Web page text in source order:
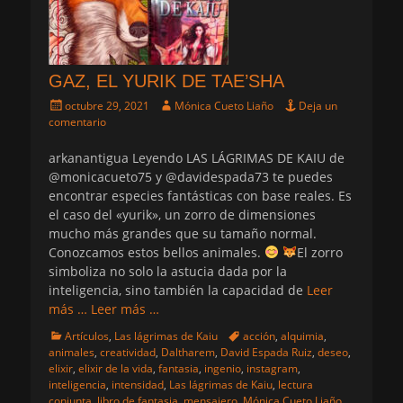
GAZ, EL YURIK DE TAE’SHA
Publicado
el
octubre 29, 2021 AutorMónica Cueto Liaño
Deja un
comentario
arkanantigua Leyendo LAS LÁGRIMAS DE KAIU de
@monicacueto75 y @davidespada73 te puedes
encontrar especies fantásticas con base reales. Es
el caso del «yurik», un zorro de dimensiones
mucho más grandes que su tamaño normal.
Conozcamos estos bellos animales.
El zorro
simboliza no solo la astucia dada por la
inteligencia, sino también la capacidad de Leer
más … Leer más …
Categorias
Artículos, Las lágrimas de Kaiu Etiquetas
acción, alquimia,
animales, creatividad, Daltharem, David Espada Ruiz, deseo,
elixir, elixir de la vida, fantasia, ingenio, instagram,
inteligencia, intensidad, Las lágrimas de Kaiu, lectura